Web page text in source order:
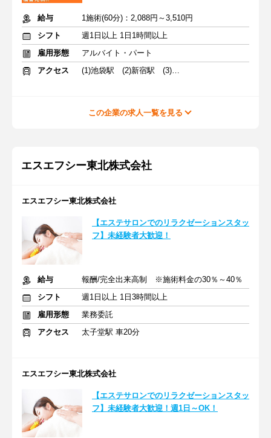
給与
1施術(60分)：2,088円～3,510円
シフト
週1日以上 1日1時間以上
雇用形態
アルバイト・パート
アクセス
(1)池袋駅 (2)新宿駅 (3)渋谷駅
この企業の求人一覧を見る
エスエフシー東北株式会社
エスエフシー東北株式会社
【エステサロンでのリラクゼーションスタッ
フ】未経験者大歓迎！
給与
報酬/完全出来高制 ※施術料金の30％～40％
シフト
週1日以上 1日3時間以上
雇用形態
業務委託
アクセス
太子堂駅 車20分
エスエフシー東北株式会社
【エステサロンでのリラクゼーションスタッ
フ】未経験者大歓迎！週1日～OK！